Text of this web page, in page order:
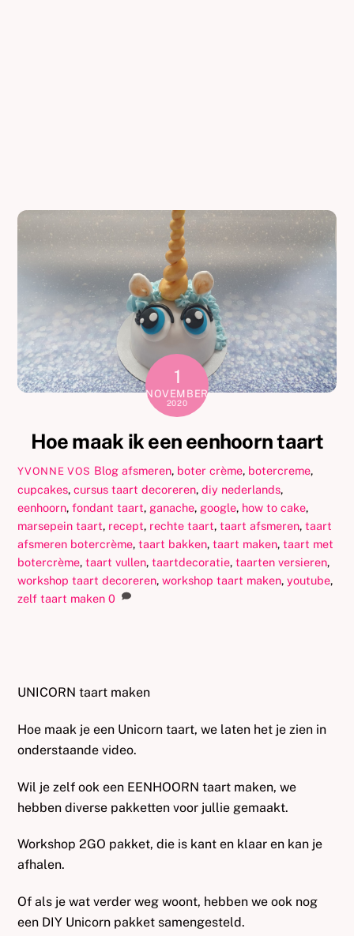
1
NOVEMBER
2020
Hoe maak ik een eenhoorn taart
YVONNE VOS Blog afsmeren, boter crème, botercreme,
cupcakes,cursus taart decoreren,diy nederlands,
eenhoorn,fondant taart, ganache, google, how to cake,
marsepein taart, recept, rechte taart,taart afsmeren,taart
afsmeren botercrème,taart bakken,taart maken,taart met
botercrème,taart vullen,taartdecoratie,taarten versieren,
workshop taart decoreren,workshop taart maken,youtube,
zelf taart maken 0
UNICORN taart maken
Hoe maak je een Unicorn taart, we laten het je zien in
onderstaande video.
Wil je zelf ook een EENHOORN taart maken, we
hebben diverse pakketten voor jullie gemaakt.
Workshop 2GO pakket, die is kant en klaar en kan je
afhalen.
Of als je wat verder weg woont, hebben we ook nog
een DIY Unicorn pakket samengesteld.